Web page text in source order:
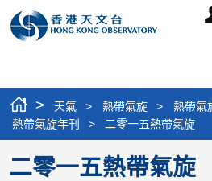
> 天氣 > 熱帶氣旋 > 熱帶氣
熱帶氣旋年刊
> 二零一五熱帶氣旋
二零一五熱帶氣旋